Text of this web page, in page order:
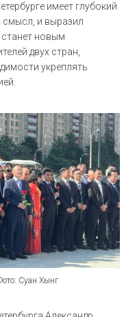
имеет глубокий
смысл, и выразил
новым
двух стран,
укреплять
Суан Хынг